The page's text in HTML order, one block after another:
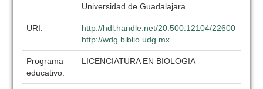
Universidad de Guadalajara
URI:
http://hdl.handle.net/20.500.12104/22600
http://wdg.biblio.udg.mx
Programa
educativo:
LICENCIATURA EN BIOLOGIA